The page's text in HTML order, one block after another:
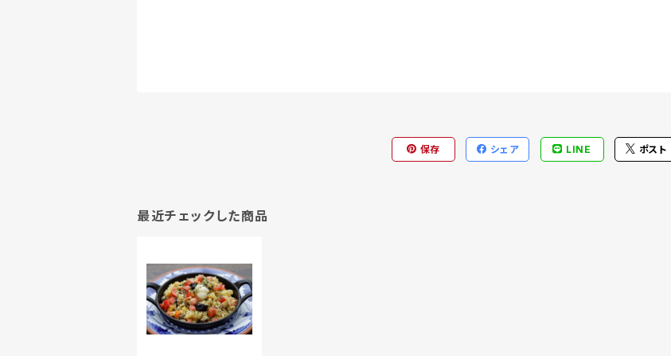
保存 シェア LINE ポスト
最近チェックした商品